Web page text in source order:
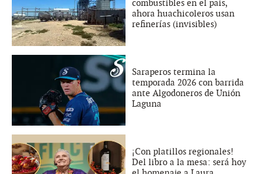
combustibles en el país,
ahora huachicoleros usan
refinerías (invisibles)
Saraperos termina la
temporada 2026 con barrida
ante Algodoneros de Unión
Laguna
¡Con platillos regionales!
Del libro a la mesa: será hoy